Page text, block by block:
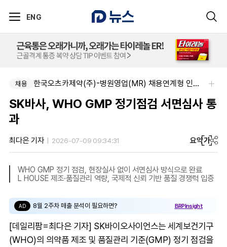
ENG
채용 한국오츠카제약(주)-병원영업(MR) 채용연계형 인턴(신입사원) 모집 공고
SK바사, WHO GMP 정기점검 서면심사 통
과
최다은 기자 2026-07-09 09:34:31 요약가
WHO GMP 정기 점검, 현장실사 없이 서면심사 방식으로 완료
L HOUSE 제조·품질관리 역량, 국제적 신뢰 기반 품질 경쟁력 입증
AD 8월 2주차 매출 분석이 필요하면? BRPInsight
[데일리팜=최다은 기자] SK바이오사이언스는 세계보건기구
(WHO)의 의약품 제조 및 품질관리 기준(GMP) 정기 점검을